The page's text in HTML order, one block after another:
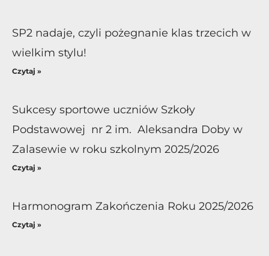
SP2 nadaje, czyli pożegnanie klas trzecich w
wielkim stylu!
Czytaj »
Sukcesy sportowe uczniów Szkoły
Podstawowej nr 2 im. Aleksandra Doby w
Zalasewie w roku szkolnym 2025/2026
Czytaj »
Harmonogram Zakończenia Roku 2025/2026
Czytaj »